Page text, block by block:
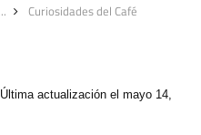
Curiosidades del Café
Última actualización el mayo 14,